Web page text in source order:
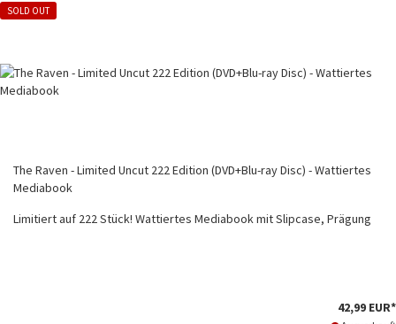
SOLD OUT
The Raven - Limited Uncut 222 Edition (DVD+Blu-ray Disc) - Wattiertes
Mediabook
Limitiert auf 222 Stück! Wattiertes Mediabook mit Slipcase, Prägung
42,99 EUR*